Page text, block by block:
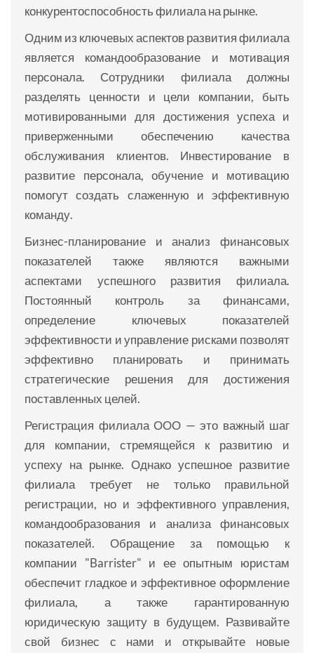
конкурентоспособность филиала на рынке.
Одним из ключевых аспектов развития филиала
является командообразование и мотивация
персонала. Сотрудники филиала должны
разделять ценности и цели компании, быть
мотивированными для достижения успеха и
приверженными обеспечению качества
обслуживания клиентов. Инвестирование в
развитие персонала, обучение и мотивацию
помогут создать слаженную и эффективную
команду.
Бизнес-планирование и анализ финансовых
показателей также являются важными
аспектами успешного развития филиала.
Постоянный контроль за финансами,
определение ключевых показателей
эффективности и управление рисками позволят
эффективно планировать и принимать
стратегические решения для достижения
поставленных целей.
Регистрация филиала ООО — это важный шаг
для компании, стремящейся к развитию и
успеху на рынке. Однако успешное развитие
филиала требует не только правильной
регистрации, но и эффективного управления,
командообразования и анализа финансовых
показателей. Обращение за помощью к
компании "Barrister" и ее опытным юристам
обеспечит гладкое и эффективное оформление
филиала, а также гарантированную
юридическую защиту в будущем. Развивайте
свой бизнес с нами и открывайте новые